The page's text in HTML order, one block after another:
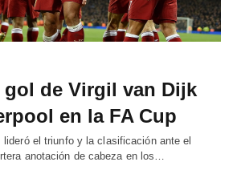
gol de Virgil van Dijk
en la FA Cup
lideró el triunfo y la clasificación ante el
anotación de cabeza en los…